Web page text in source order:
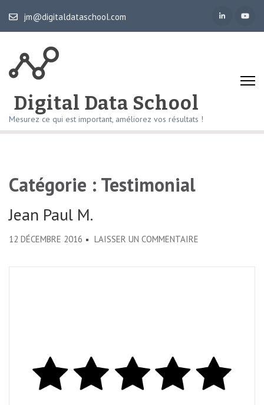
(Pressez
Entrée)
jm@digitaldataschool.com
Digital Data School
Mesurez ce qui est important, améliorez vos résultats !
Catégorie : Testimonial
Jean Paul M.
12 DÉCEMBRE 2016 LAISSER UN COMMENTAIRE